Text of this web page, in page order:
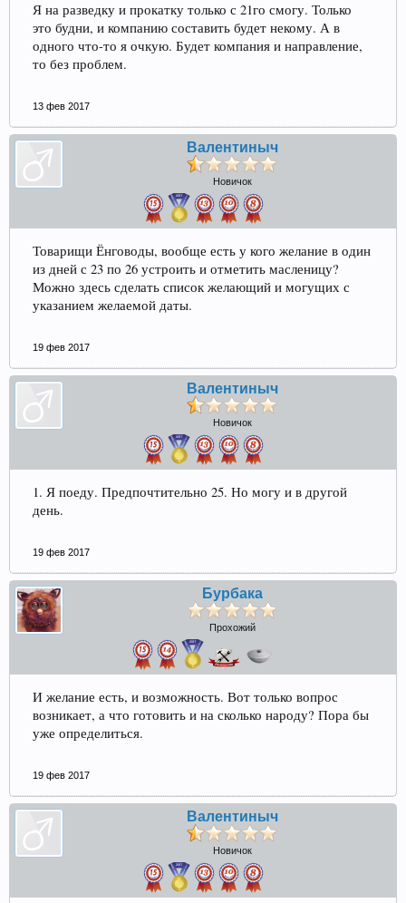
Я на разведку и прокатку только с 21го смогу. Только
это будни, и компанию составить будет некому. А в
одного что-то я очкую. Будет компания и направление,
то без проблем.
13 фев 2017
Валентиныч
Новичок
Товарищи Ёнговоды, вообще есть у кого желание в один
из дней с 23 по 26 устроить и отметить масленицу?
Можно здесь сделать список желающий и могущих с
указанием желаемой даты.
19 фев 2017
Валентиныч
Новичок
1. Я поеду. Предпочтительно 25. Но могу и в другой
день.
19 фев 2017
Бурбака
Прохожий
И желание есть, и возможность. Вот только вопрос
возникает, а что готовить и на сколько народу? Пора бы
уже определиться.
19 фев 2017
Валентиныч
Новичок